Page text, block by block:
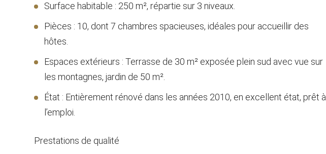
Surface habitable : 250 m², répartie sur 3 niveaux.
Pièces : 10, dont 7 chambres spacieuses, idéales pour accueillir des
hôtes.
Espaces extérieurs : Terrasse de 30 m² exposée plein sud avec vue sur
les montagnes, jardin de 50 m².
État : Entièrement rénové dans les années 2010, en excellent état, prêt à
l’emploi.
Prestations de qualité